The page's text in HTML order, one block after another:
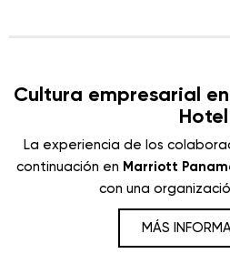
Cultura empresarial
Hotel
La experiencia de los
continuación en Marriott
con una
MÁS